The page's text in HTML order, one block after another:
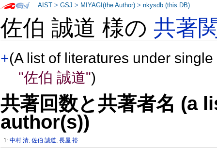
佐伯 誠道 様の共著
+(A list of literatures under
"佐伯 誠道")
共著回数と共著者名 (a
author(s))
1:中村 清,佐伯 誠道,長屋 裕
AIST >GSJ > MIYAGI(the Author) >nkysdb (this DB)